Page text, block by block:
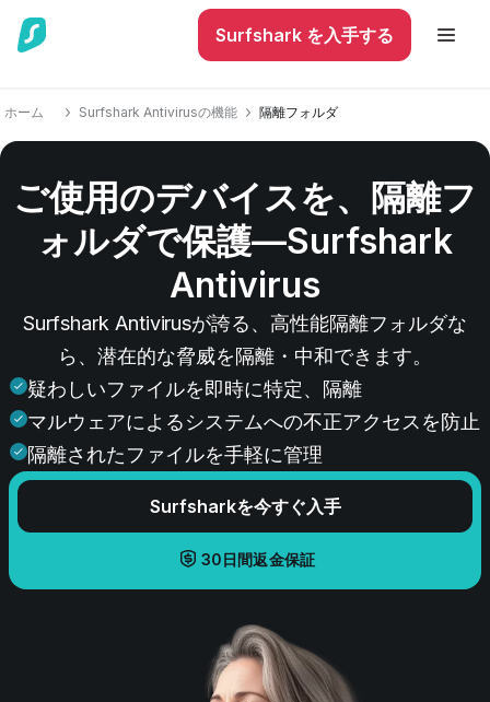
Surfshark を入手する
ホーム Surfshark Antivirusの機能 隔離フォルダ
ご使用のデバイスを、隔離フ
ォルダで保護—Surfshark
Antivirus
Surfshark Antivirusが誇る、高性能隔離フォルダな
ら、潜在的な脅威を隔離・中和できます。
疑わしいファイルを即時に特定、隔離
マルウェアによるシステムへの不正アクセスを防止
隔離されたファイルを手軽に管理
Surfsharkを今すぐ入手
30日間返金保証